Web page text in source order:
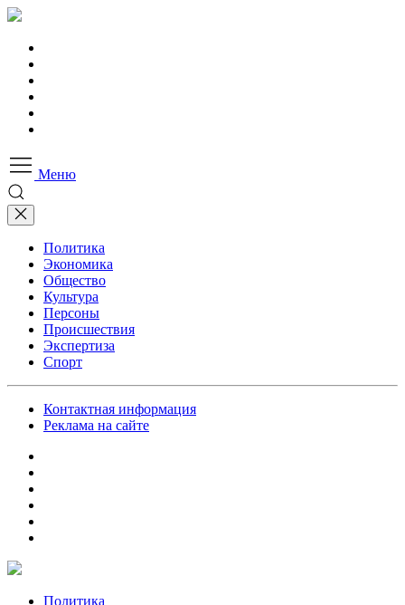
Меню
Политика
Экономика
Общество
Культура
Персоны
Происшествия
Экспертиза
Спорт
Контактная информация
Реклама на сайте
Политика